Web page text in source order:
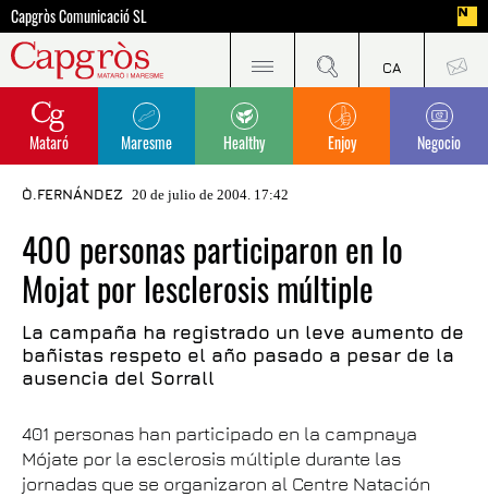
Capgròs Comunicació SL
Mataró Maresme Healthy Enjoy Negocio
Ò.FERNÁNDEZ 20 de julio de 2004. 17:42
400 personas participaron en lo
Mojat por lesclerosis múltiple
La campaña ha registrado un leve aumento de
bañistas respeto el año pasado a pesar de la
ausencia del Sorrall
401 personas han participado en la campnaya
Mójate por la esclerosis múltiple durante las
jornadas que se organizaron al Centre Natación